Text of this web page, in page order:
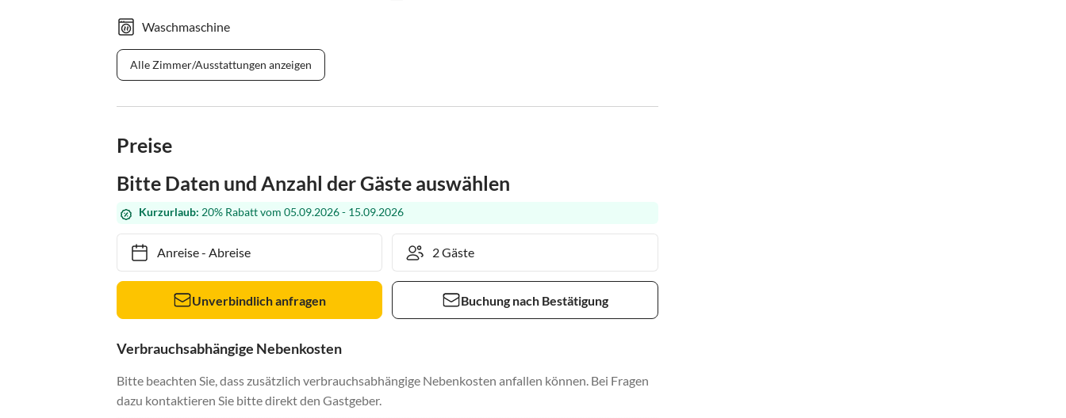
Waschmaschine
Alle Zimmer/Ausstattungen anzeigen
Preise
Bitte Daten und Anzahl der Gäste auswählen
Kurzurlaub: 20% Rabatt vom 05.09.2026 - 15.09.2026
Anreise- Abreise
Unverbindlich anfragen Buchung nach Bestätigung
Verbrauchsabhängige Nebenkosten
Bitte beachten Sie, dass zusätzlich verbrauchsabhängige Nebenkosten anfallen können. Bei Fragen
dazu kontaktieren Sie bitte direkt den Gastgeber.